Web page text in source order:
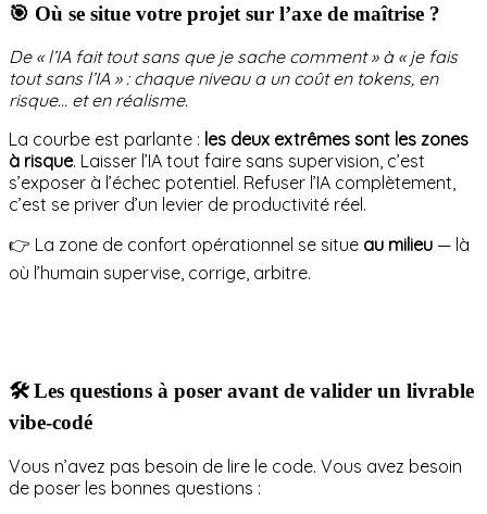
🎯 Où se situe votre projet sur l’axe de maîtrise ?
De « l’IA fait tout sans que je sache comment » à « je fais
tout sans l’IA » : chaque niveau a un coût en tokens, en
risque… et en réalisme.
La courbe est parlante : les deux extrêmes sont les zones
à risque. Laisser l’IA tout faire sans supervision, c’est
s’exposer à l’échec potentiel. Refuser l’IA complètement,
c’est se priver d’un levier de productivité réel.
👉 La zone de confort opérationnel se situe au milieu — là
où l’humain supervise, corrige, arbitre.
🛠️ Les questions à poser avant de valider un livrable
vibe-codé
Vous n’avez pas besoin de lire le code. Vous avez besoin
de poser les bonnes questions :